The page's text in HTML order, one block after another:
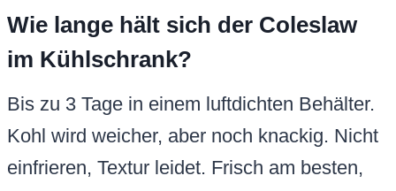
Wie lange hält sich der Coleslaw
im Kühlschrank?
Bis zu 3 Tage in einem luftdichten Behälter.
Kohl wird weicher, aber noch knackig. Nicht
einfrieren, Textur leidet. Frisch am besten,